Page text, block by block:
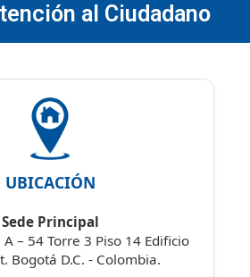
al Ciudadano
UBICACIÓN
Sede Principal
– 54 Torre 3 Piso 14 Edificio
Bogotá D.C. - Colombia.